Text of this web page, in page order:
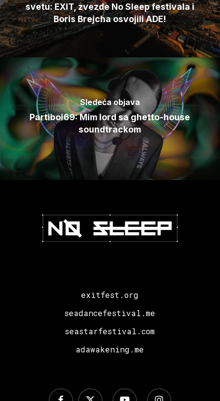
svetu: EXIT, zvezde No Sleep festivala i
Boris Brejcha osvojili ADE!
Sledeća objava
Partiboi69: Mim lord sa ghetto-house
soundtrackom
exitfest.org
seadancefestival.me
seastarfestival.com
adawakening.me
x-
facebook youtube instagram